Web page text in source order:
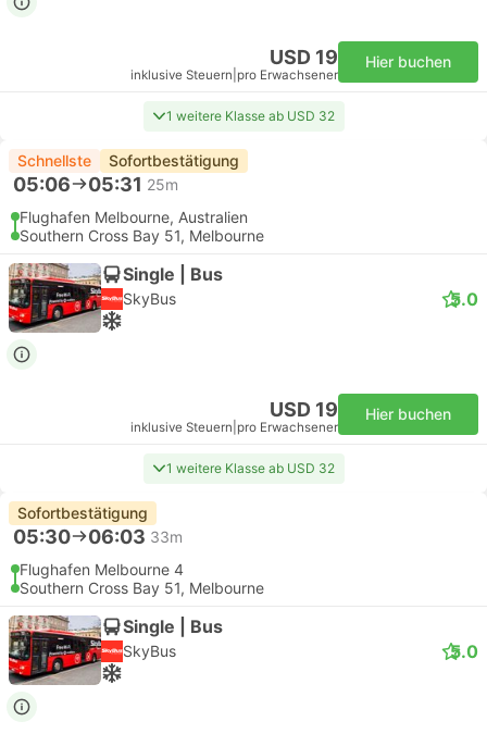
USD 19
inklusive Steuern pro Erwachsener
Hier buchen
1 weitere Klasse ab USD 32
Schnellste Sofortbestätigung
05:06 05:31 25m
Flughafen Melbourne, Australien
Southern Cross Bay 51, Melbourne
Single | Bus
SkyBus 5.0
USD 19
inklusive Steuern pro Erwachsener
Hier buchen
1 weitere Klasse ab USD 32
Sofortbestätigung
05:30 06:03 33m
Flughafen Melbourne 4
Southern Cross Bay 51, Melbourne
Single | Bus
SkyBus 5.0